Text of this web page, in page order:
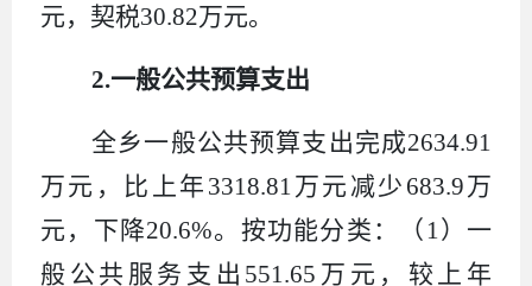
元，契税30.82万元。
2.一般公共预算支出
全乡一般公共预算支出完成2634.91
万元，
比上年 3318.81 万元 减少 683.9万
元， 下降20.6%。按功能分类：（ 1 ）一
般公共服务支出 551.65 万元，较上年